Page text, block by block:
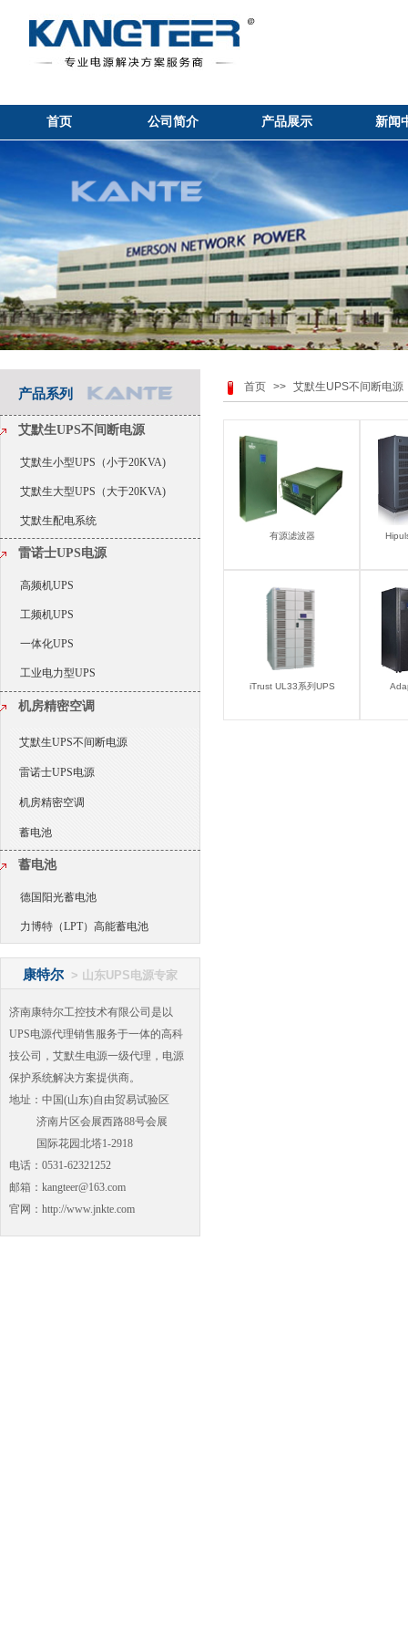
首页 公司简介 产品展示 新闻
机房精密空调
高频机UPS
工频机UPS
一体化UPS
工业电力型UPS
雷诺士UPS电源
艾默生UPS不间断电源
雷诺士UPS电源
机房精密空调
蓄电池
蓄电池
德国阳光蓄电池
力博特（LPT）高能蓄电池
首页 >> 艾默生UPS不间断电源
产品系列
艾默生UPS不间断电源
有源滤波器
iTrust UL33系列UPS
艾默生小型UPS（小于20KVA)
艾默生大型UPS（大于20KVA)
艾默生配电系统
康特尔 > 山东UPS电源专家
济南康特尔工控技术有限公司是以
UPS电源代理销售服务于一体的高科
技公司，艾默生电源一级代理，电源
保护系统解决方案提供商。
地址：中国(山东)自由贸易试验区
济南片区会展西路88号会展
国际花园北塔1-2918
电话：0531-62321252
邮箱：kangteer@163.com
官网：http://www.jnkte.com